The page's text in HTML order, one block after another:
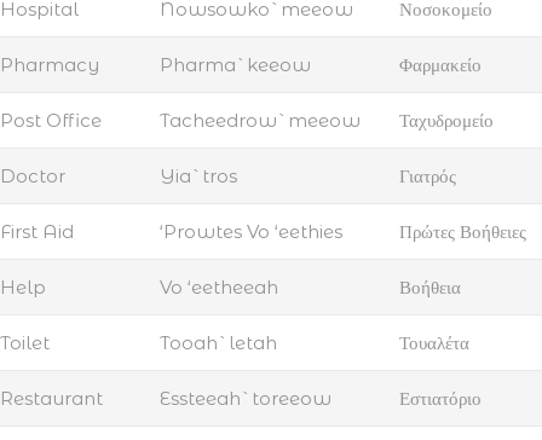
Hospital Nowsowko`meeow Νοσοκομείο
Pharmacy Pharma`keeow Φαρμακείο
Post Office Tacheedrow`meeow Ταχυδρομείο
Doctor Yia`tros Γιατρός
First Aid ‘Prowtes Vo ‘eethies Πρώτες Βοήθειες
Help Vo ‘eetheeah Βοήθεια
Toilet Tooah`letah Τουαλέτα
Restaurant Essteeah`toreeow Εστιατόριο